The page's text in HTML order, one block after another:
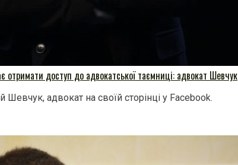
отримати доступ до адвокатської таємниці: адвокат Шевчук
Шевчук, адвокат на своїй сторінці у Facebook.